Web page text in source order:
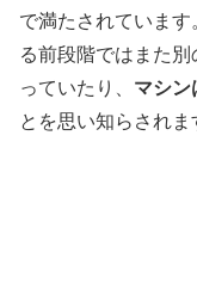
で満たされていま
る前段階ではまた
っていたり、 マシン
とを思い知らされま